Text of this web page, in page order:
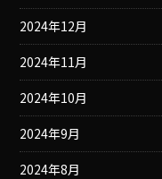
2024年12月
2024年11月
2024年10月
2024年9月
2024年8月